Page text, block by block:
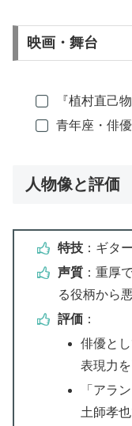
映画・舞台
『植村直己
青年座・俳
人物像と評価
特技：ギタ
声質：重厚
る役柄から
評価：
俳優と
表現力を
「アラ
土師孝